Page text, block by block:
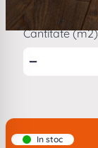
Cantitate (m2)
In stoc